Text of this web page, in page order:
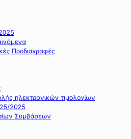
Προδιαγραφές
ηλεκτρονικών τιμολογίων
2025
Συμβάσεων